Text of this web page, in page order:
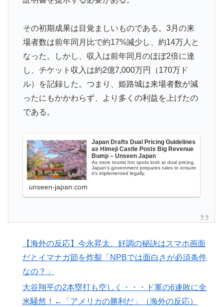
英国に海外が大騒ぎ
▶ 【MLB】先発投手のパワーランキング → 「セールが山
本由伸より下はないわ」「菅野は1位のミジオロウスキ
ーと同じ勝数なんだよな」
▶ 【画像】フジテレビ2026入社新人アナウンサーwww
▶ 韓国人「悲報：日本と韓国の立場が完全に逆転してしま
った模様…」→「日本を笑って見てたのに…（ﾌﾞﾙﾌﾞﾙ」
外国人「お前ら日本のアルフォートというチョコレート
知ってる？」
海外「これ美味しい！」米国で一番人気のおフランス製
「日本のパン」に海外が大騒ぎ
▶ 英国人「日本代表で一番好き」上田綺世、プレミア移籍
外の反応】
韓国人「せっかく日本に韓国風のメンチカツ屋をオープ
ンしてあげたのに、ほとんど客が来なくて閉店したんだ
海外「全部日本の真似だったのか…」 日本の普通のテ
レビ番組が最新SNSの数十年先を行っていたと話題に
その初期成果は目覚ましいものである。3月の来
場者数は前年同月比で約17%減少し、約14万人と
なった。しかし、収入は前年同月のほぼ2倍に達
し、チケット収入は約2億7,000万円（170万ド
ル）を記録した。つまり、姫路城は来場者数が減
ったにもかかわらず、より多くの利益を上げたの
である。
Japan Drafts Dual Pricing Guidelines
as Himeji Castle Posts Big Revenue
Bump – Unseen Japan
As more tourist hot spots look at dual pricing,
Japan's government prepares rules to ensure
it's implemented legally.
unseen-japan.com
【海外の反応】今永昇太、好調の秘訣はスマホ画面
だとイマナガ節を炸裂「NPBでは面白さが必須条件
なの？」
大谷翔平の2本塁打も空しく・・・ド軍の6連敗に全
米騒然！←「アメリカの勝利だ」（海外の反応）